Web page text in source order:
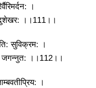
।
।।111।।
सुविक्रम: ।
जगन्नुत: ।।112।।
।